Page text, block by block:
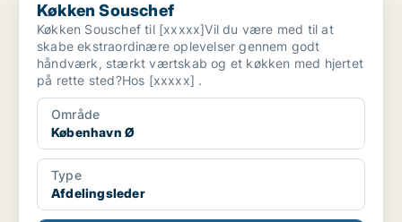
Køkken Souschef
Køkken Souschef til [xxxxx]Vil du være med til at
skabe ekstraordinære oplevelser gennem godt
håndværk, stærkt værtskab og et køkken med hjertet
på rette sted?Hos [xxxxx] .
Område
København Ø
Type
Afdelingsleder